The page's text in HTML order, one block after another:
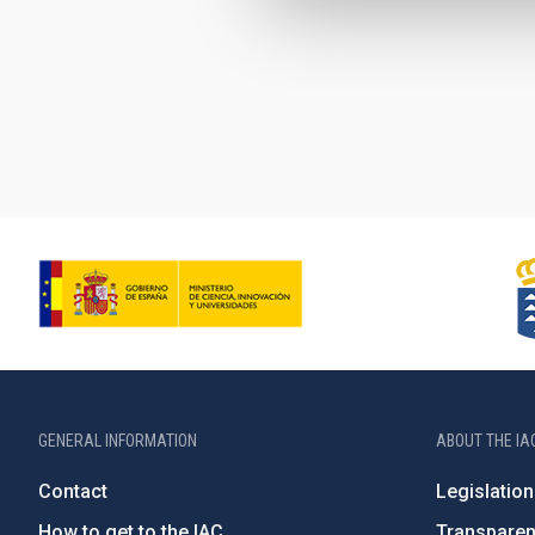
GENERAL INFORMATION
Contact
ABOUT THE
Legislation